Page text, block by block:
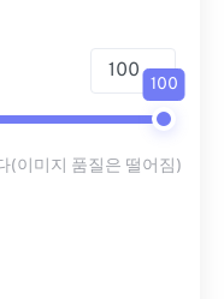
100
(이미지 품질은 떨어짐)